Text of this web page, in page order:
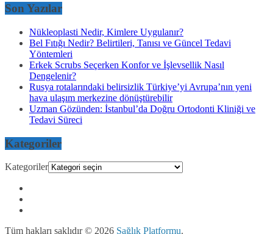
Son Yazılar
Nükleoplasti Nedir, Kimlere Uygulanır?
Bel Fıtığı Nedir? Belirtileri, Tanısı ve Güncel Tedavi
Yöntemleri
Erkek Scrubs Seçerken Konfor ve İşlevsellik Nasıl
Dengelenir?
Rusya rotalarındaki belirsizlik Türkiye’yi Avrupa’nın yeni
hava ulaşım merkezine dönüştürebilir
Uzman Gözünden: İstanbul’da Doğru Ortodonti Kliniği ve
Tedavi Süreci
Kategoriler
Kategoriler
Tüm hakları saklıdır © 2026 Sağlık Platformu.